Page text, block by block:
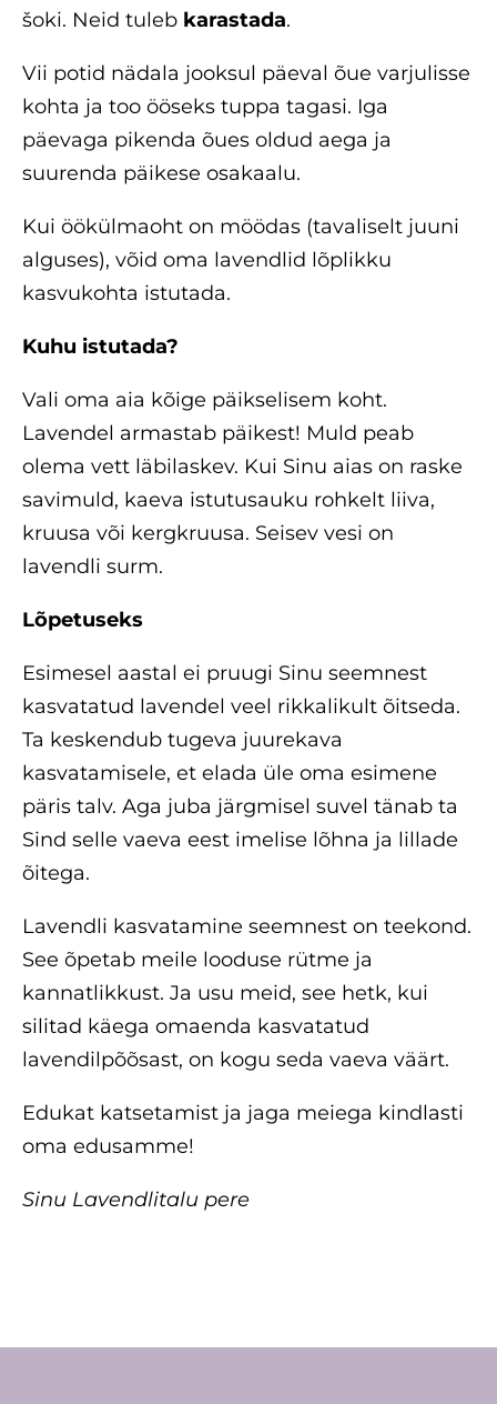
šoki. Neid tuleb karastada.
Vii potid nädala jooksul päeval õue varjulisse
kohta ja too ööseks tuppa tagasi. Iga
päevaga pikenda õues oldud aega ja
suurenda päikese osakaalu.
Kui öökülmaoht on möödas (tavaliselt juuni
alguses), võid oma lavendlid lõplikku
kasvukohta istutada.
Kuhu istutada?
Vali oma aia kõige päikselisem koht.
Lavendel armastab päikest! Muld peab
olema vett läbilaskev. Kui Sinu aias on raske
savimuld, kaeva istutusauku rohkelt liiva,
kruusa või kergkruusa. Seisev vesi on
lavendli surm.
Lõpetuseks
Esimesel aastal ei pruugi Sinu seemnest
kasvatatud lavendel veel rikkalikult õitseda.
Ta keskendub tugeva juurekava
kasvatamisele, et elada üle oma esimene
päris talv. Aga juba järgmisel suvel tänab ta
Sind selle vaeva eest imelise lõhna ja lillade
õitega.
Lavendli kasvatamine seemnest on teekond.
See õpetab meile looduse rütme ja
kannatlikkust. Ja usu meid, see hetk, kui
silitad käega omaenda kasvatatud
lavendilpõõsast, on kogu seda vaeva väärt.
Edukat katsetamist ja jaga meiega kindlasti
oma edusamme!
Sinu Lavendlitalu pere